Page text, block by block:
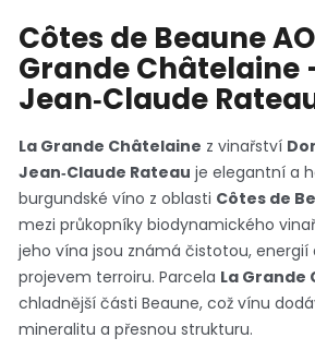
Côtes de Beaune
Grande Châtelaine
Jean‑Claude
La Grande Châtelaine z vinařství
Jean‑Claude Rateau je elegantní a
burgundské víno z oblasti Côtes de
mezi průkopníky biodynamického
jeho vína jsou známá čistotou,
projevem terroiru. Parcela La Grande
chladnější části Beaune, což vínu
mineralitu a přesnou strukturu.